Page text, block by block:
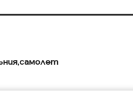
самолет